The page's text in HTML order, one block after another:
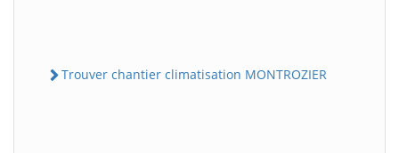
Trouver chantier climatisation MONTROZIER